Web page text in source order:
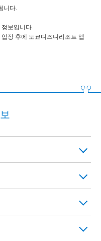
니다.
정보입니다.
장 후에 도쿄디즈니리조트 앱